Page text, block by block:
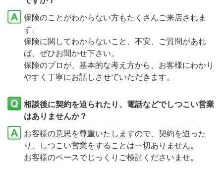
保険のことがわからない方もたくさんご来店されま
す。
保険に関してわからないこと、不安、ご質問があれ
ば、ぜひお聞かせ下さい。
保険のプロが、基本的な考え方から、お客様にわかり
やすく丁寧にお話しさせていただきます。
相談後に契約を迫られたり、電話などでしつこい営業
はありませんか？
お客様の意思を尊重いたしますので、契約を迫った
り、しつこい営業をすることは一切ありません。
お客様のペースでじっくりご検討くださいませ。